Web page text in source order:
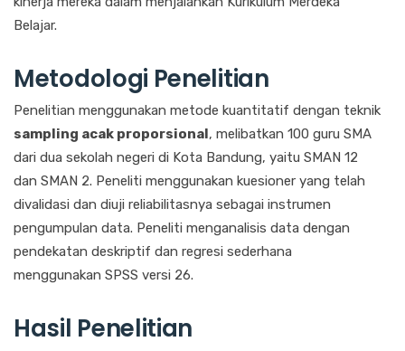
Belajar.
Metodologi Penelitian
Penelitian menggunakan metode kuantitatif dengan teknik
sampling acak proporsional, melibatkan 100 guru SMA
dari dua sekolah negeri di Kota Bandung, yaitu SMAN 12
dan SMAN 2. Peneliti menggunakan kuesioner yang telah
divalidasi dan diuji reliabilitasnya sebagai instrumen
pengumpulan data. Peneliti menganalisis data dengan
pendekatan deskriptif dan regresi sederhana
menggunakan SPSS versi 26.
Hasil Penelitian